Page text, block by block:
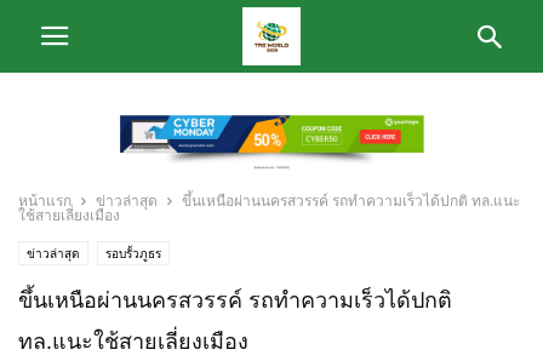
หน้าแรก ข่าวล่าสุด
ขึ้นเหนือผ่านนครสวรรค์ รถทำความเร็วได้ปกติ ทล.แนะ
ใช้สายเลี่ยงเมือง
ข่าวล่าสุด รอบรั้วภูธร
ขึ้นเหนือผ่านนครสวรรค์ รถทำความเร็วได้ปกติ
ทล.แนะใช้สายเลี่ยงเมือง